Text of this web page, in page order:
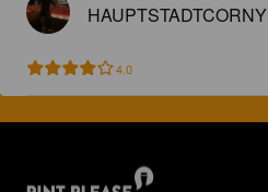
HAUPTSTADTCORNY
4.0